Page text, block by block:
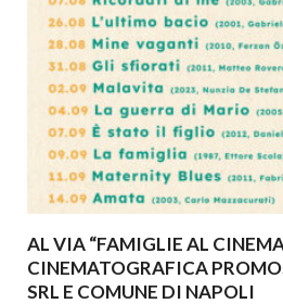
AL VIA “FAMIGLIE AL
CINEMATOGRAFICA
SRL E COMUNE DI NAPOLI